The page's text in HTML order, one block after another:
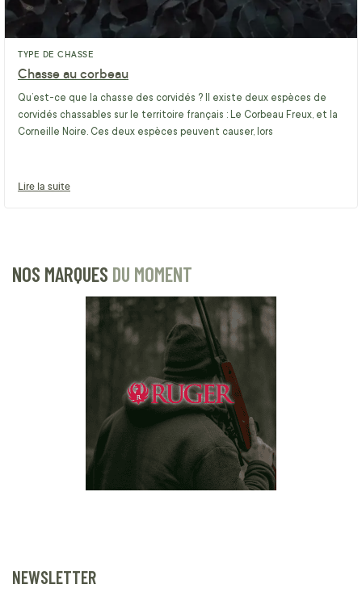
TYPE DE CHASSE
Chasse au corbeau
Qu’est-ce que la chasse des corvidés ? Il existe deux espèces de
corvidés chassables sur le territoire français : Le Corbeau Freux, et la
Corneille Noire. Ces deux espèces peuvent causer, lors
Lire la suite
NOS MARQUES DU MOMENT
NEWSLETTER